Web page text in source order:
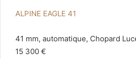
ALPINE EAGLE 41
41 mm, automatique, Chopard
15 300 €